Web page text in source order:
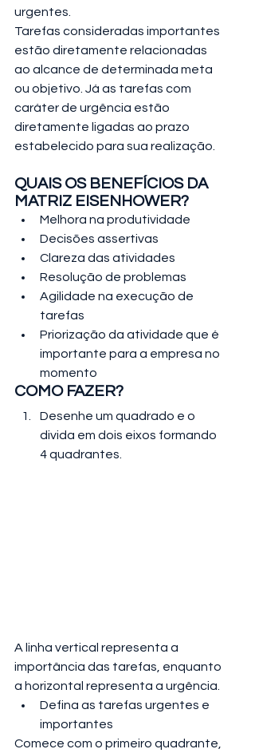
urgentes.
Tarefas consideradas importantes
estão diretamente relacionadas
ao alcance de determinada meta
ou objetivo. Já as tarefas com
caráter de urgência estão
diretamente ligadas ao prazo
estabelecido para sua realização.
QUAIS OS BENEFÍCIOS DA
MATRIZ EISENHOWER?
Melhora na produtividade
Decisões assertivas
Clareza das atividades
Resolução de problemas
Agilidade na execução de
tarefas
Priorização da atividade que é
importante para a empresa no
momento
COMO FAZER?
Desenhe um quadrado e o
divida em dois eixos formando
4 quadrantes.
A linha vertical representa a
importância das tarefas, enquanto
a horizontal representa a urgência.
Defina as tarefas urgentes e
importantes
Comece com o primeiro quadrante,